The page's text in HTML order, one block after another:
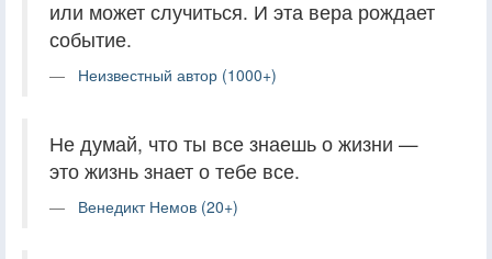
или может случиться. И эта вера рождает
событие.
Неизвестный автор (1000+)
Не думай, что ты все знаешь о жизни —
это жизнь знает о тебе все.
Венедикт Немов (20+)